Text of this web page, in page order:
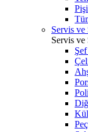
Servis ve
Servis ve